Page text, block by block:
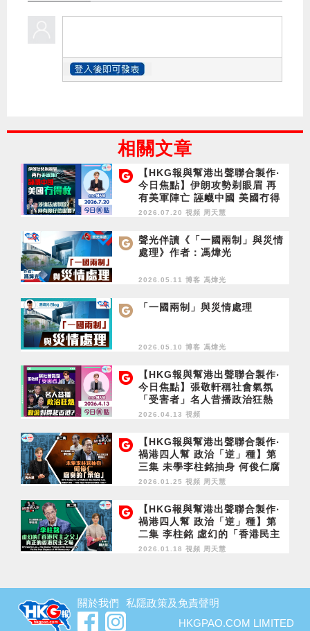
相關文章
【HKG報與幫港出聲聯合製作‧
今日焦點】伊朗攻勢剃眼眉 再
有美軍陣亡 誣衊中國 美國冇得
救 涉違法感驕傲？仲有傻仔信
2026.07.20 視頻 周天慧
聲光伴讀《「一國兩制」與災情
處理》作者：馮煒光
2026.05.11 博客 馮煒光
「一國兩制」與災情處理
2026.05.10 博客 馮煒光
【HKG報與幫港出聲聯合製作‧
今日焦點】張敬軒稱社會氣氛
「受害者」名人昔播政治狂熱
動蕩對得起香港？
2026.04.13 視頻
【HKG報與幫港出聲聯合製作‧
禍港四人幫 政治「逆」種】第
三集 未學李柱銘抽身 何俊仁腐
臭的「笨伯」
2026.01.25 視頻 周天慧
【HKG報與幫港出聲聯合製作‧
禍港四人幫 政治「逆」種】第
二集 李柱銘 虛幻的「香港民主
之父」 真正的香港民主之恥
2026.01.18 視頻 周天慧
關於我們
私隱政策及免責聲明
HKGPAO.COM LIMITED